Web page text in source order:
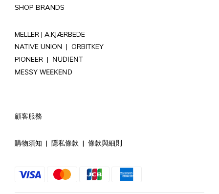
SHOP BRANDS
MELLER | A.KJÆRBEDE
NATIVE UNION | ORBITKEY
PIONEER | NUDIENT
MESSY WEEKEND
顧客服務
購物須知 | 隱私條款 | 條款與細則